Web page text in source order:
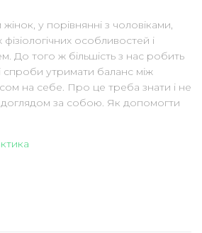
у порівнянні з чоловіками,
особливостей і
До того ж більшість з нас робить
спроби утримати баланс між
на себе. Про це треба знати і не
доглядом за собою. Як допомогти